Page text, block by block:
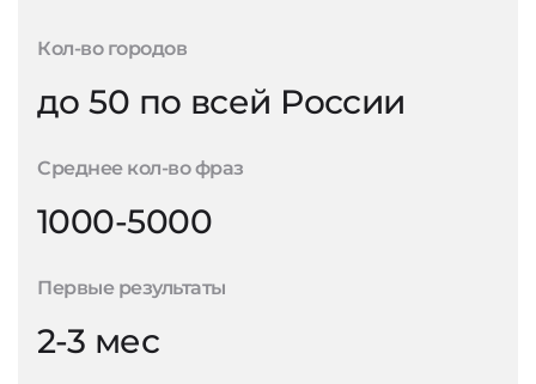
Кол-во городов
до 50 по всей России
Среднее кол-во фраз
1000-5000
Первые результаты
2-3 мес